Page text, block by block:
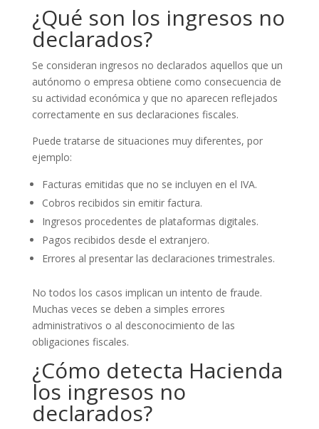
¿Qué son los ingresos no
declarados?
Se consideran ingresos no declarados aquellos que un
autónomo o empresa obtiene como consecuencia de
su actividad económica y que no aparecen reflejados
correctamente en sus declaraciones fiscales.
Puede tratarse de situaciones muy diferentes, por
ejemplo:
Facturas emitidas que no se incluyen en el IVA.
Cobros recibidos sin emitir factura.
Ingresos procedentes de plataformas digitales.
Pagos recibidos desde el extranjero.
Errores al presentar las declaraciones trimestrales.
No todos los casos implican un intento de fraude.
Muchas veces se deben a simples errores
administrativos o al desconocimiento de las
obligaciones fiscales.
¿Cómo detecta Hacienda
los ingresos no
declarados?